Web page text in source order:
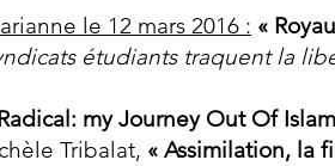
le 12 mars 2016 : «
étudiants traquent la
my Journey Out Of
Tribalat, « Assimilation, la